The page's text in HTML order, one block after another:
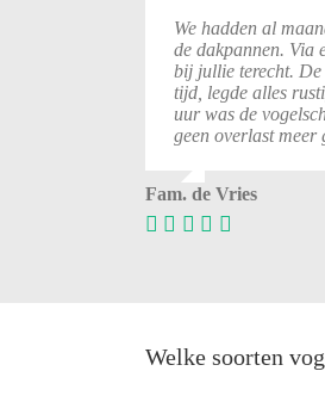
We hadden al
de dakpannen. Via
bij jullie terecht. De
tijd, legde alles
uurwas de
geen overlastmeer
Fam. de Vries
Welke soorten